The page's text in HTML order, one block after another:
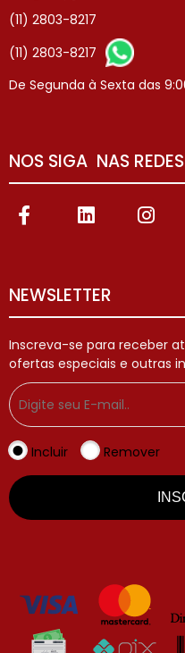
(11) 2803-8217
(11) 2803-8217
De Segunda à Sexta das
NOS SIGA NAS
NEWSLETTER
Inscreva-se para receber
ofertas especiais e outras
Incluir Remover